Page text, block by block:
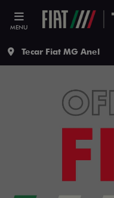
MENU
Tecar Fiat MG Anel